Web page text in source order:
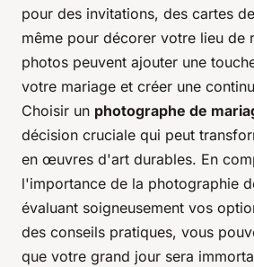
pour des invitations, des cartes
même pour décorer votre lieu de
photos peuvent ajouter une
votre mariage et créer une
Choisir un photographe de
décision cruciale qui peut
en œuvres d'art durables. En
l'importance de la photographie
évaluant soigneusement vos
des conseils pratiques, vous
que votre grand jour sera